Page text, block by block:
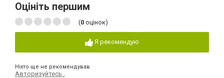
Оцініть першим
(0 оцінок)
Я рекомендую
Ніхто ще не рекомендував
Авторизуйтесь